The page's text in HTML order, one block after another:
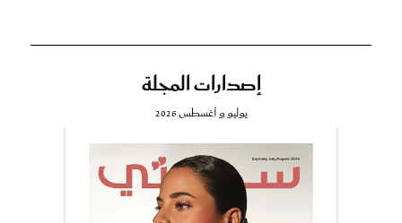
إصدارات المجلة
يوليو و أغسطس 2026